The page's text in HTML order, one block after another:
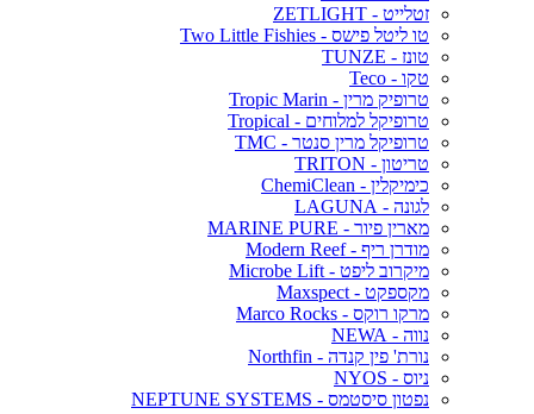
זטלייט - ZETLIGHT
טו ליטל פישס - Two Little Fishies
טונז - TUNZE
טקו - Teco
טרופיק מרין - Tropic Marin
טרופיקל למלוחים - Tropical
טרופיקל מרין סנטר - TMC
טריטון - TRITON
כימיקלין - ChemiClean
לגונה - LAGUNA
מארין פיור - MARINE PURE
מודרן ריף - Modern Reef
מיקרוב ליפט - Microbe Lift
מקספקט - Maxspect
מרקו רוקס - Marco Rocks
נווה - NEWA
נורת' פין קנדה - Northfin
ניוס - NYOS
נפטון סיסטמס - NEPTUNE SYSTEMS